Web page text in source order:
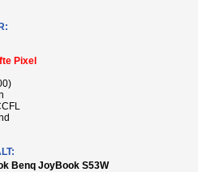
Pixel
Benq JoyBook S53W